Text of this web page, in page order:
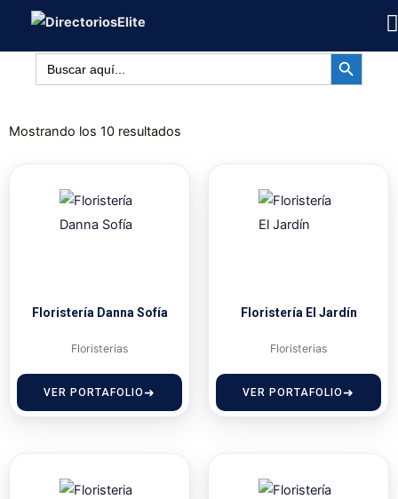
contenido
Buscar: BOTÓN DE
Mostrando los 10 resultados
Floristería Danna Sofía
Floristerias
VER PORTAFOLIO
Floristería El Jardín
Floristerias
VER PORTAFOLIO